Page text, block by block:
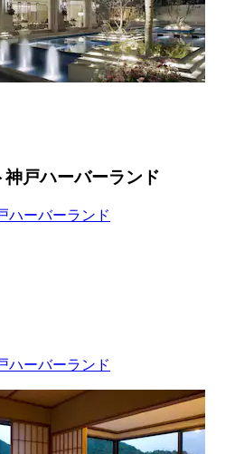
戸ハーバーランド
ハーバーランド
ハーバーランド